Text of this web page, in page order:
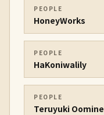
PEOPLE
HoneyWorks
PEOPLE
HaKoniwalily
PEOPLE
Teruyuki Oomine